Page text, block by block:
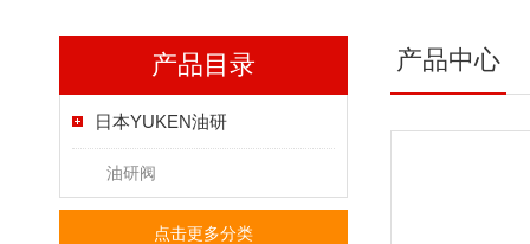
产品目录
日本YUKEN油研
油研阀
点击更多分类
产品中心